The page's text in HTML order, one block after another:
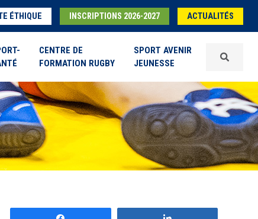
ÉTHIQUE INSCRIPTIONS 2026-2027 ACTUALITÉS
CENTRE DE
FORMATION RUGBY
SPORT AVENIR
JEUNESSE